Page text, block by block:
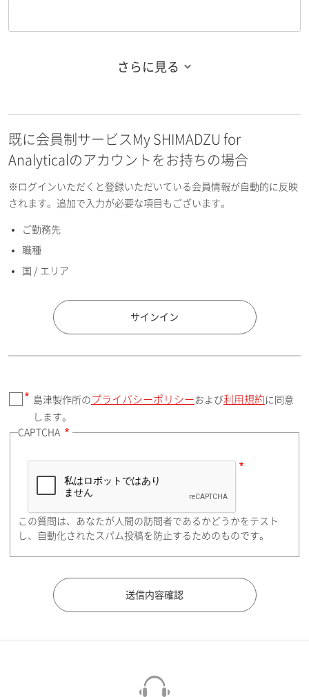
お名前フリガナ（名）
E-mailアドレス（半角英数）
国 / エリア
郵便番号（勤務先）
住所検索
都道府県（勤務先）
さらに見る
既に会員制サービスMy SHIMADZU for
Analyticalのアカウントをお持ちの場合
※ログインいただくと登録いただいている会員情報が自動的に反映
されます。追加で入力が必要な項目もございます。
ご勤務先
職種
国 / エリア
サインイン
島津製作所の プライバシーポリシーおよび利用規約 に同意
します。
CAPTCHA
この質問は、あなたが人間の訪問者であるかどうかをテスト
し、自動化されたスパム投稿を防止するためのものです。